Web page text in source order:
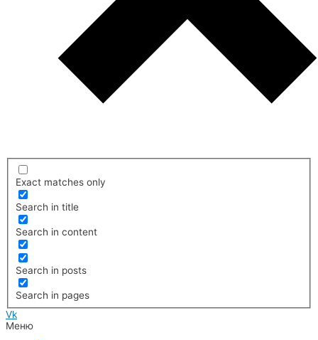
Exact matches only
Search in title
Search in content
Search in posts
Search in pages
Vk
Меню